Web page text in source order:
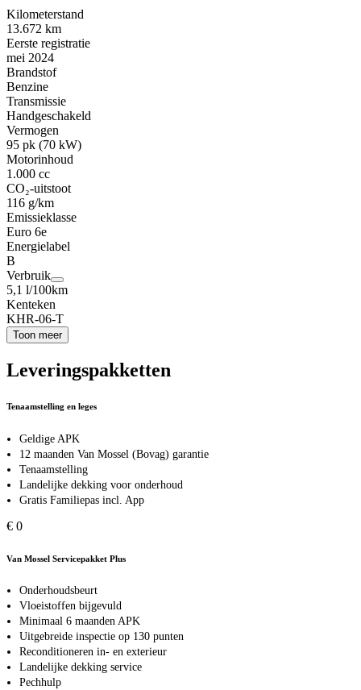
Kilometerstand
13.672 km
Eerste registratie
mei 2024
Brandstof
Benzine
Transmissie
Handgeschakeld
Vermogen
95 pk (70 kW)
Motorinhoud
1.000 cc
CO₂-uitstoot
116 g/km
Emissieklasse
Euro 6e
Energielabel
B
Verbruik
5,1 l/100km
Kenteken
KHR-06-T
Toon meer
Leveringspakketten
Tenaamstelling en leges
Geldige APK
12 maanden Van Mossel (Bovag) garantie
Tenaamstelling
Landelijke dekking voor onderhoud
Gratis Familiepas incl. App
€ 0
Van Mossel Servicepakket Plus
Onderhoudsbeurt
Vloeistoffen bijgevuld
Minimaal 6 maanden APK
Uitgebreide inspectie op 130 punten
Reconditioneren in- en exterieur
Landelijke dekking service
Pechhulp